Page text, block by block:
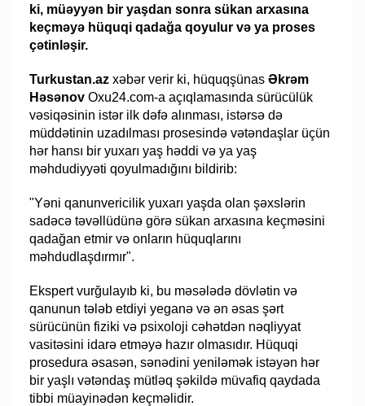
ki, müəyyən bir yaşdan sonra sükan arxasına
keçməyə hüquqi qadağa qoyulur və ya proses
çətinləşir.
Turkustan.azxəbər verir ki, hüquqşünasƏkrəm
Həsənov Oxu24.com-a açıqlamasında sürücülük
vəsiqəsinin istər ilk dəfə alınması, istərsə də
müddətinin uzadılması prosesində vətəndaşlar üçün
hər hansı bir yuxarı yaş həddi və ya yaş
məhdudiyyəti qoyulmadığını bildirib:
"Yəni qanunvericilik yuxarı yaşda olan şəxslərin
sadəcə təvəllüdünə görə sükan arxasına keçməsini
qadağan etmir və onların hüquqlarını
məhdudlaşdırmır".
Ekspert vurğulayıb ki, bu məsələdə dövlətin və
qanunun tələb etdiyi yeganə və ən əsas şərt
sürücünün fiziki və psixoloji cəhətdən nəqliyyat
vasitəsini idarə etməyə hazır olmasıdır. Hüquqi
prosedura əsasən, sənədini yeniləmək istəyən hər
bir yaşlı vətəndaş mütləq şəkildə müvafiq qaydada
tibbi müayinədən keçməlidir.